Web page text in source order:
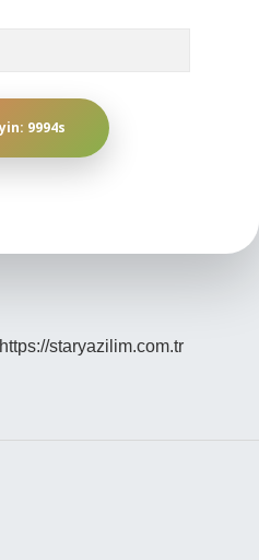
https://staryazilim.com.tr